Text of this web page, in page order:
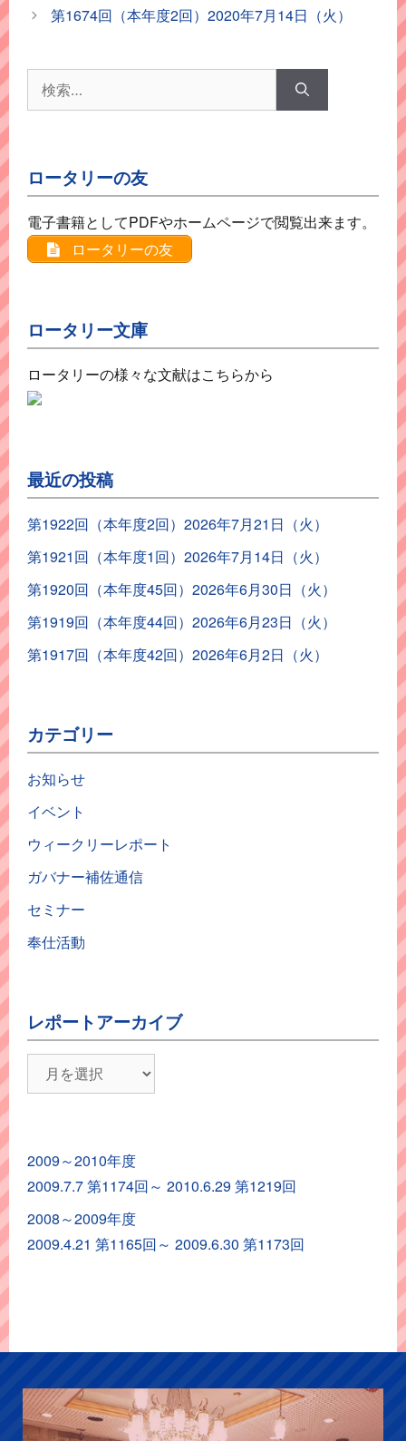
ゴ
リ
第1674回（本年度2回）2020年7月14日（火）
索:
ロータリーの友
電子書籍としてPDFやホームページで閲覧出来ます。
ロータリーの友
ロータリー文庫
ロータリーの様々な文献はこちらから
最近の投稿
第1922回（本年度2回）2026年7月21日（火）
第1921回（本年度1回）2026年7月14日（火）
第1920回（本年度45回）2026年6月30日（火）
第1919回（本年度44回）2026年6月23日（火）
第1917回（本年度42回）2026年6月2日（火）
カテゴリー
お知らせ
イベント
ウィークリーレポート
ガバナー補佐通信
セミナー
奉仕活動
レポートアーカイブ
ポ
ア
ー
カ
イ
2009～2010年度
2009.7.7 第1174回～ 2010.6.29 第1219回
2008～2009年度
2009.4.21 第1165回～ 2009.6.30 第1173回